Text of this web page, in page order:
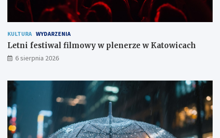
KULTURA WYDARZENIA
Letni festiwal filmowy w plenerze w Katowicach
6 sierpnia 2026